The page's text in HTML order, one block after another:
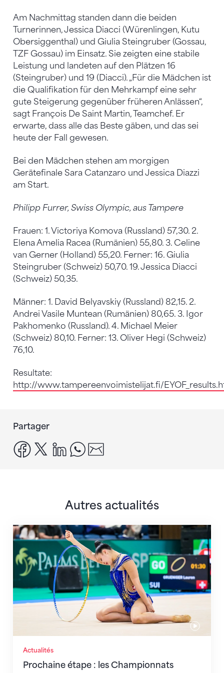
Am Nachmittag standen dann die beiden
Turnerinnen, Jessica Diacci (Würenlingen, Kutu
Obersiggenthal) und Giulia Steingruber (Gossau,
TZF Gossau) im Einsatz. Sie zeigten eine stabile
Leistung und landeten auf den Plätzen 16
(Steingruber) und 19 (Diacci). „Für die Mädchen ist
die Qualifikation für den Mehrkampf eine sehr
gute Steigerung gegenüber früheren Anlässen“,
sagt François De Saint Martin, Teamchef. Er
erwarte, dass alle das Beste gäben, und das sei
heute der Fall gewesen.
Bei den Mädchen stehen am morgigen
Gerätefinale Sara Catanzaro und Jessica Diazzi
am Start.
Philipp Furrer, Swiss Olympic, aus Tampere
Frauen: 1. Victoriya Komova (Russland) 57,30. 2.
Elena Amelia Racea (Rumänien) 55,80. 3. Celine
van Gerner (Holland) 55,20. Ferner: 16. Giulia
Steingruber (Schweiz) 50,70. 19. Jessica Diacci
(Schweiz) 50,35.
Männer: 1. David Belyavskiy (Russland) 82,15. 2.
Andrei Vasile Muntean (Rumänien) 80,65. 3. Igor
Pakhomenko (Russland). 4. Michael Meier
(Schweiz) 80,10. Ferner: 13. Oliver Hegi (Schweiz)
76,10.
Resultate:
http://www.tampereenvoimistelijat.fi/
Partager
facebook
x linkedinwhatsapp
Autres actualités
Actualités
Prochaine étape : les Championnats
Prochaine étape : les Championnats du monde